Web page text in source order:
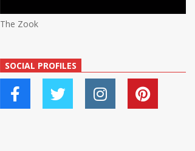
The Zook
SOCIAL PROFILES